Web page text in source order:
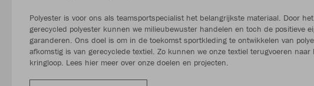
Polyester is voor ons als teamsportspecialist het belangrijkste materiaal. Door
gerecycled polyester kunnen we milieubewuster handelen en toch de positieve
garanderen. Ons doel is om in de toekomst sportkleding te ontwikkelen van
afkomstig is van gerecyclede textiel. Zo kunnen we onze textiel terugvoeren naar
kringloop. Lees hier meer over onze doelen en projecten.